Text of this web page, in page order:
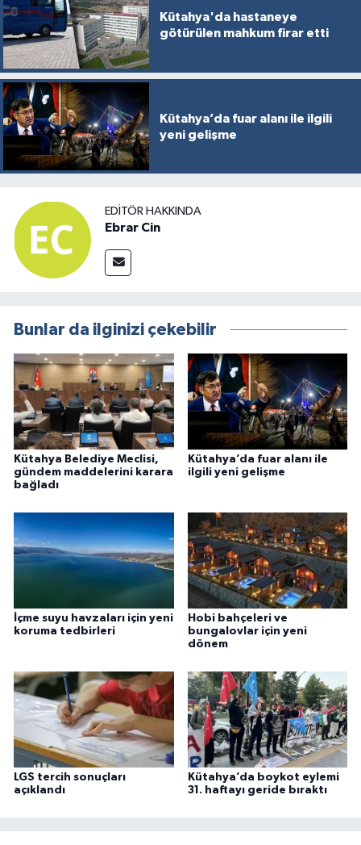
Kütahya'da hastaneye
götürülen mahkum firar etti
Kütahya’da fuar alanı ile ilgili
yeni gelişme
EDITÖR HAKKINDA
Ebrar Cin
Bunlar da ilginizi çekebilir
Kütahya Belediye Meclisi,
gündem maddelerini karara
bağladı
Kütahya’da fuar alanı ile
ilgili yeni gelişme
İçme suyu havzaları için yeni
koruma tedbirleri
Hobi bahçeleri ve
bungalovlar için yeni
dönem
LGS tercih sonuçları
açıklandı
Kütahya’da boykot eylemi
31. haftayı geride bıraktı